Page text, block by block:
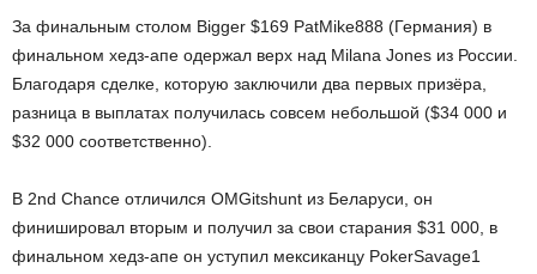
За финальным столом Bigger $169 PatMike888 (Германия) в
финальном хедз-апе одержал верх над Milana Jones из России.
Благодаря сделке, которую заключили два первых призёра,
разница в выплатах получилась совсем небольшой ($34 000 и
$32 000 соответственно).
В 2nd Chance отличился OMGitshunt из Беларуси, он
финишировал вторым и получил за свои старания $31 000, в
финальном хедз-апе он уступил мексиканцу PokerSavage1